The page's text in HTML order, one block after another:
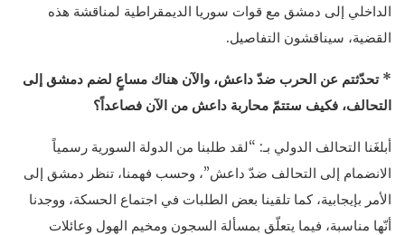
الداخلي إلى دمشق مع قوات سوريا الديمقراطية لمناقشة هذه
القضية، سيناقشون التفاصيل.
* تحدّثتم عن الحرب ضدّ داعش، والآن هناك مساعٍ لضم دمشق إلى
التحالف، فكيف ستتمّ محاربة داعش من الآن فصاعداً؟
أبلغَنا التحالف الدولي بـ: “لقد طلبنا من الدولة السورية رسمياً
الانضمام إلى التحالف ضدّ داعش”، وحسب فهمنا، تنظر دمشق إلى
الأمر بإيجابية، كما تلقينا بعض الطلبات في اجتماع الحسكة، ووجدنا
أنّها مناسبة، فيما يتعلّق بمسألة السجون ومخيم الهول وعائلات